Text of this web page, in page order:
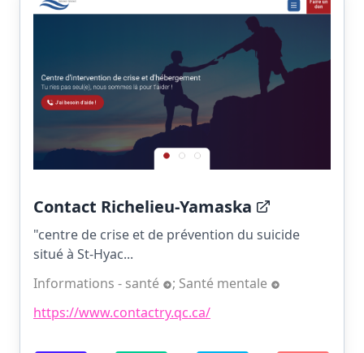
Contact Richelieu-Yamaska
"centre de crise et de prévention du suicide
situé à St-Hyac...
Informations - santé
; Santé mentale
https://www.contactry.qc.ca/